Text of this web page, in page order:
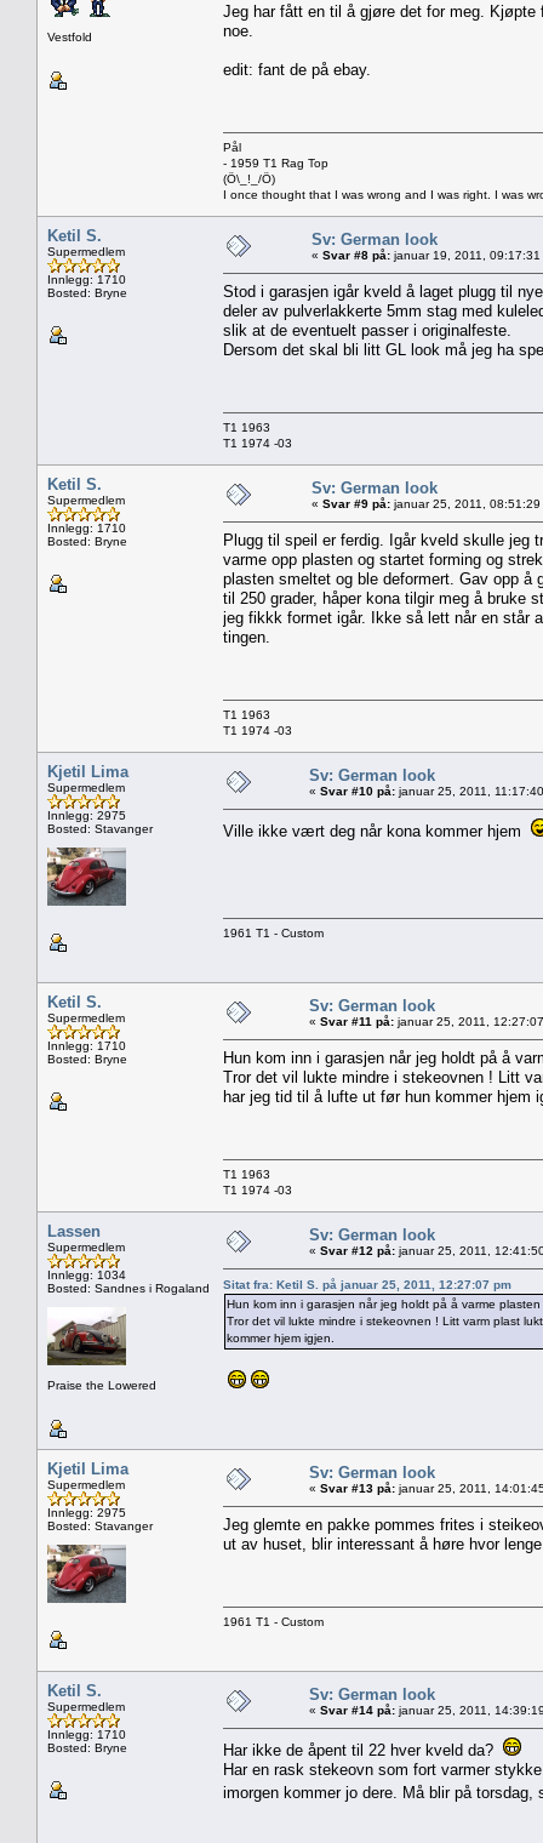
Vestfold
Jeg har fått en til å gjøre det for meg.
noe.
edit: fant de på ebay.
Pål
- 1959 T1 Rag Top
(Ö\_!_/Ö)
I once thought that I was wrong and I was right. I was
Ketil S.
Supermedlem
Innlegg: 1710
Bosted: Bryne
Sv: German look
« Svar #8 på: januar 19, 2011, 09:17:31
Stod i garasjen igår kveld å laget plugg til
deler av pulverlakkerte 5mm stag med
slik at de eventuelt passer i originalfeste.
Dersom det skal bli litt GL look må jeg ha
T1 1963
T1 1974 -03
Ketil S.
Supermedlem
Innlegg: 1710
Bosted: Bryne
Sv: German look
« Svar #9 på: januar 25, 2011, 08:51:29
Plugg til speil er ferdig. Igår kveld skulle jeg
varme opp plasten og startet forming og
plasten smeltet og ble deformert. Gav opp å
til 250 grader, håper kona tilgir meg å bruke
jeg fikkk formet igår. Ikke så lett når en står
tingen.
T1 1963
T1 1974 -03
Kjetil Lima
Supermedlem
Innlegg: 2975
Bosted: Stavanger
Sv: German look
« Svar #10 på: januar 25, 2011,
Ville ikke vært deg når kona kommer hjem
1961 T1 - Custom
Ketil S.
Supermedlem
Innlegg: 1710
Bosted: Bryne
Sv: German look
« Svar #11 på: januar 25, 2011,
Hun kom inn i garasjen når jeg holdt på å
Tror det vil lukte mindre i stekeovnen ! Litt
har jeg tid til å lufte ut før hun kommer hjem
T1 1963
T1 1974 -03
Lassen
Supermedlem
Innlegg: 1034
Bosted: Sandnes i Rogaland
Praise the Lowered
Sv: German look
« Svar #12 på: januar 25, 2011,
Sitat fra: Ketil S. på januar 25, 2011, 12:27:07 pm
Hun kom inn i garasjen når jeg holdt på å varme
Tror det vil lukte mindre i stekeovnen ! Litt varm plast
kommer hjem igjen.
Kjetil Lima
Supermedlem
Innlegg: 2975
Bosted: Stavanger
Sv: German look
« Svar #13 på: januar 25, 2011,
Jeg glemte en pakke pommes frites i
ut av huset, blir interessant å høre hvor
1961 T1 - Custom
Ketil S.
Supermedlem
Innlegg: 1710
Bosted: Bryne
Sv: German look
« Svar #14 på: januar 25, 2011,
Har ikke de åpent til 22 hver kveld da?
Har en rask stekeovn som fort varmer
imorgen kommer jo dere. Må blir på